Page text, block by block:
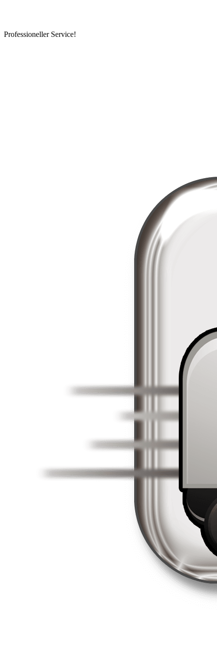
Professioneller Service!